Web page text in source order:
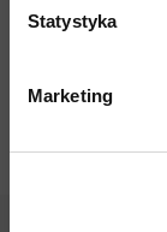
Statystyka
Marketing